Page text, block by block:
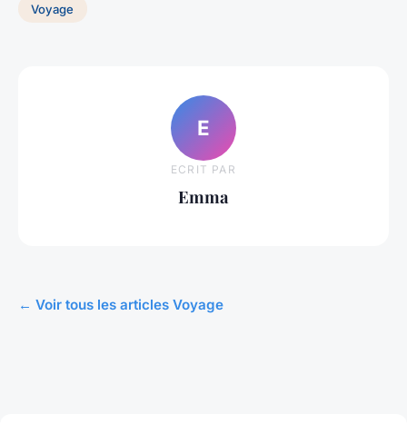
Voyage
E
ECRIT PAR
Emma
← Voir tous les articles Voyage